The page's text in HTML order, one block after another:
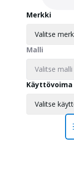
Merkki
Valitse
Malli
Valitse malli
Käyttövoima
Valitse